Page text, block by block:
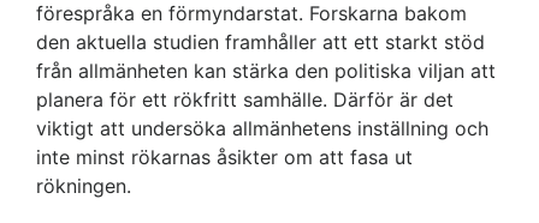
förespråka en förmyndarstat. Forskarna bakom
den aktuella studien framhåller att ett starkt stöd
från allmänheten kan stärka den politiska viljan att
planera för ett rökfritt samhälle. Därför är det
viktigt att undersöka allmänhetens inställning och
inte minst rökarnas åsikter om att fasa ut
rökningen.